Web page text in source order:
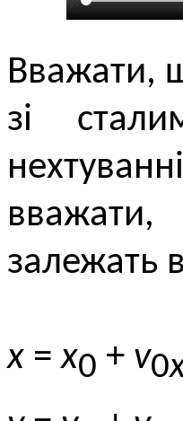
Вважати,
зі
залежать
x =x0 + v0